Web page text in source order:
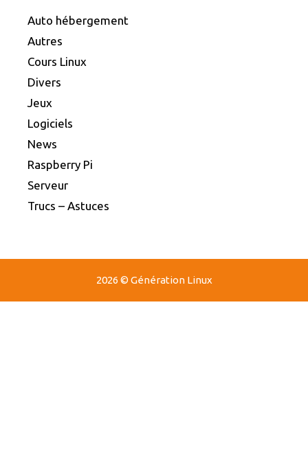
Auto hébergement
Autres
Cours Linux
Divers
Jeux
Logiciels
News
Raspberry Pi
Serveur
Trucs – Astuces
2026 © Génération Linux